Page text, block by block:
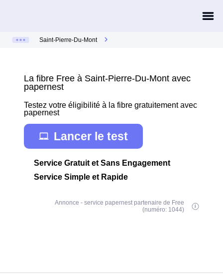
Saint-Pierre-Du-Mont
La fibre Free à Saint-Pierre-Du-Mont avec
papernest
Testez votre éligibilité à la fibre gratuitement avec
papernest
Lancer le test
Service Gratuit et Sans Engagement
Service Simple et Rapide
Annonce - service papernest partenaire de Free
(numéro: 1044)